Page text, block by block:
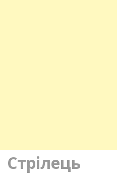
Стрілець